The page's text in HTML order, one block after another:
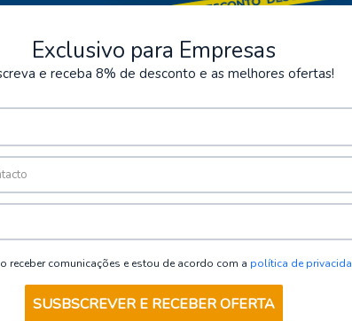
Exclusivo para Empresas
e receba 8% de desconto e as melhores ofertas!
receber comunicações e estou de acordo com a política de
SUSBSCREVER E RECEBER OFERTA